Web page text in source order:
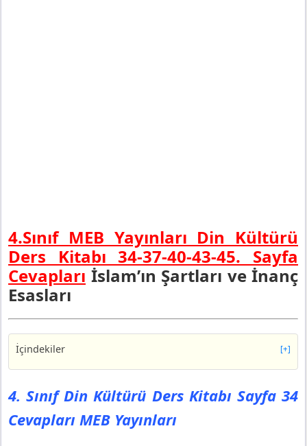
4.Sınıf MEB Yayınları Din Kültürü
Ders Kitabı 34-37-40-43-45. Sayfa
Cevapları İslam’ın Şartları ve İnanç
Esasları
İçindekiler [+]
4. Sınıf Din Kültürü Ders Kitabı Sayfa 34 Cevapları MEB
Yayınları
4. Sınıf Din Kültürü Ders Kitabı Sayfa 37 Cevapları MEB
Yayınları
4. Sınıf Din Kültürü Ders Kitabı Sayfa 34
Cevapları MEB Yayınları